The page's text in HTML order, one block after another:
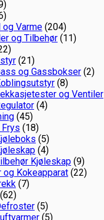
og Varme (204)
og Tilbehør (11)
(21)
og Gassbokser (2)
(8)
og Ventiler
(4)
(45)
(18)
(5)
(4)
Kjøleskap (9)
og Kokeapparat (22)
(7)
(62)
(5)
(5)